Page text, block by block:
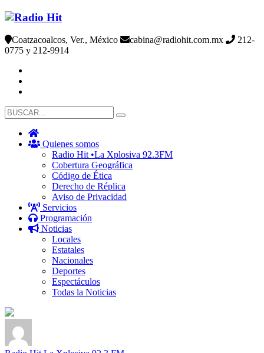
Coatzacoalcos, Ver., México cabina@radiohit.com.mx
212-
0775 y 212-9914
Quienes somos
Radio Hit •La Xplosiva 92.3FM
Cobertura Geográfica
Código de Ética
Derecho de Réplica
Aviso de Privacidad
Servicios
Programación
Noticias
Locales
Estatales
Nacionales
Deportes
Espectáculos
Todas la Noticias